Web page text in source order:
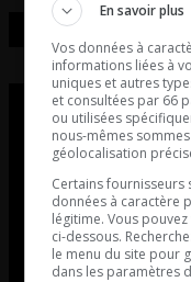
En savoir plus
Vos données à
informations liées à
uniques et autres
et consultées par 66
ou utilisées
nous-mêmes
géolocalisation
Certains
données à caractère
légitime. Vous
ci-dessous.
le menu du site pour
dans les paramètres